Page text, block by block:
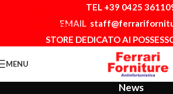
Skip to main content
TEL +39 0425
EMAIL
STORE DEDICATO AI
MENU
News